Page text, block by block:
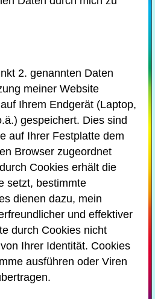
2. genannten Daten
meiner Website
Ihrem Endgerät (Laptop,
gespeichert. Dies sind
auf Ihrer Festplatte dem
Browser zugeordnet
Cookies erhält die
setzt, bestimmte
dienen dazu, mein
und effektiver
durch Cookies nicht
Ihrer Identität. Cookies
ausführen oder Viren